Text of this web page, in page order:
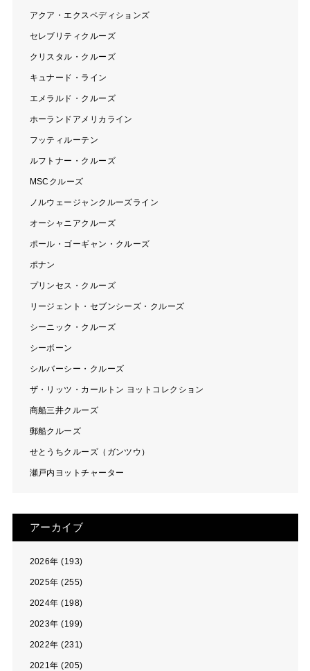
アクア・エクスペディションズ
セレブリティクルーズ
クリスタル・クルーズ
キュナード・ライン
エメラルド・クルーズ
ホーランドアメリカライン
フッティルーテン
ルフトナー・クルーズ
MSCクルーズ
ノルウェージャンクルーズライン
オーシャニアクルーズ
ポール・ゴーギャン・クルーズ
ポナン
プリンセス・クルーズ
リージェント・セブンシーズ・クルーズ
シーニック・クルーズ
シーボーン
シルバーシー・クルーズ
ザ・リッツ・カールトン ヨットコレクション
商船三井クルーズ
郵船クルーズ
せとうちクルーズ（ガンツウ）
瀬戸内ヨットチャーター
アーカイブ
2026年 (193)
2025年 (255)
2024年 (198)
2023年 (199)
2022年 (231)
2021年 (205)